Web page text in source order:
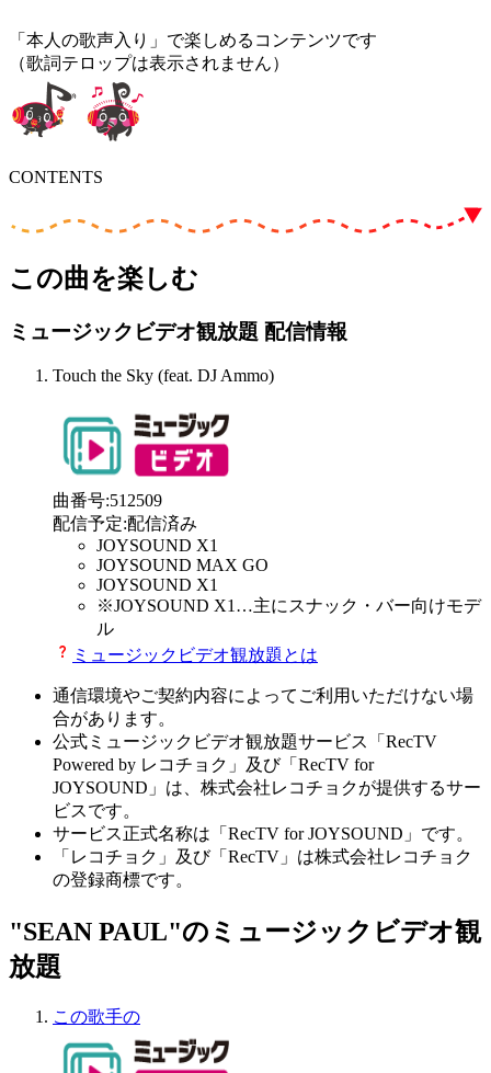
「本人の歌声入り」で楽しめるコンテンツです
（歌詞テロップは表示されません）
CONTENTS
この曲を楽しむ
ミュージックビデオ観放題 配信情報
Touch the Sky (feat. DJ Ammo)
曲番号:512509
配信予定:配信済み
JOYSOUND X1
JOYSOUND MAX GO
JOYSOUND X1
※JOYSOUND X1 …主にスナック・バー向けモデ
ル
ミュージックビデオ観放題とは
通信環境やご契約内容によってご利用いただけない場
合があります。
公式ミュージックビデオ観放題サービス「RecTV
Powered by レコチョク」及び「RecTV for
JOYSOUND」は、株式会社レコチョクが提供するサー
ビスです。
サービス正式名称は「RecTV for JOYSOUND」です。
「レコチョク」及び「RecTV」は株式会社レコチョク
の登録商標です。
"SEAN PAUL"のミュージックビデオ観
放題
この歌手の